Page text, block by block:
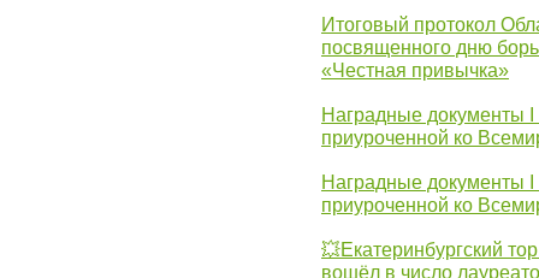
Итоговый протокол
посвященного дню
«Честная привычка»
Наградные документы
приуроченной ко
Наградные документы
приуроченной ко
💥Екатеринбургский
вошёл в число